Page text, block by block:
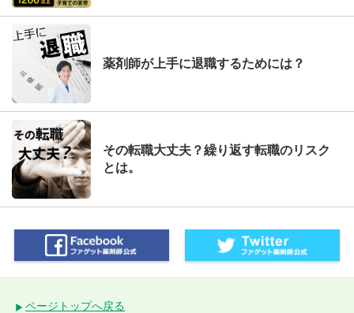
薬剤師が上手に退職するためには？
その転職大丈夫？繰り返す転職のリスク
とは。
ページトップへ戻る